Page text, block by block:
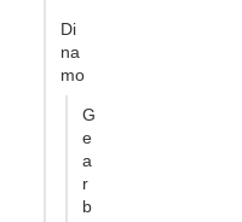
Di
na
mo
G
e
a
r
b